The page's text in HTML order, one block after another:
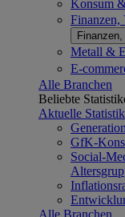
Konsum
Finanzen,
Metall &
E-
Alle Branchen
Beliebte
Aktuelle
GfK-
Social-
Alle Branchen